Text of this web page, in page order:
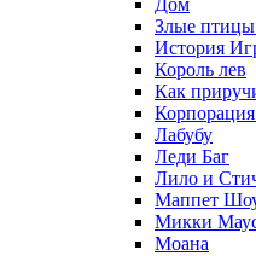
Злые
История
Король лев
Как
Лабубу
Леди Баг
Лило и
Маппет
Микки
Моана